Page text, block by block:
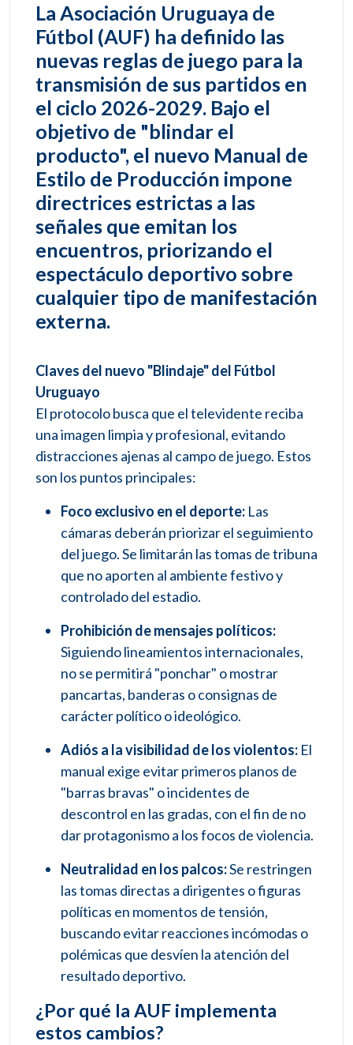
La Asociación Uruguaya de
Fútbol (AUF) ha definido las
nuevas reglas de juego para la
transmisión de sus partidos en
el ciclo 2026-2029. Bajo el
objetivo de "blindar el
producto", el nuevo Manual de
Estilo de Producción impone
directrices estrictas a las
señales que emitan los
encuentros, priorizando el
espectáculo deportivo sobre
cualquier tipo de manifestación
externa.
Claves del nuevo "Blindaje" del Fútbol
Uruguayo
El protocolo busca que el televidente reciba
una imagen limpia y profesional, evitando
distracciones ajenas al campo de juego. Estos
son los puntos principales:
Foco exclusivo en el deporte: Las
cámaras deberán priorizar el seguimiento
del juego. Se limitarán las tomas de tribuna
que no aporten al ambiente festivo y
controlado del estadio.
Prohibición de mensajes políticos:
Siguiendo lineamientos internacionales,
no se permitirá "ponchar" o mostrar
pancartas, banderas o consignas de
carácter político o ideológico.
Adiós a la visibilidad de los violentos: El
manual exige evitar primeros planos de
"barras bravas" o incidentes de
descontrol en las gradas, con el fin de no
dar protagonismo a los focos de violencia.
Neutralidad en los palcos:Se restringen
las tomas directas a dirigentes o figuras
políticas en momentos de tensión,
buscando evitar reacciones incómodas o
polémicas que desvíen la atención del
resultado deportivo.
¿Por qué la AUF implementa
estos cambios?